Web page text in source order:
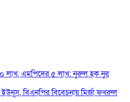
লাখ, এমপিদের ৫ লাখ: নুরুল হক নুর
ইউনূস, বিএনপির বিবেচনায় মির্জা ফখরুল